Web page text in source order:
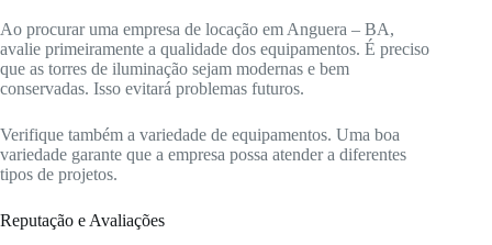
Ao procurar uma empresa de locação em Anguera – BA,
avalie primeiramente a qualidade dos equipamentos. É preciso
que as torres de iluminação sejam modernas e bem
conservadas. Isso evitará problemas futuros.
Verifique também a variedade de equipamentos. Uma boa
variedade garante que a empresa possa atender a diferentes
tipos de projetos.
Reputação e Avaliações